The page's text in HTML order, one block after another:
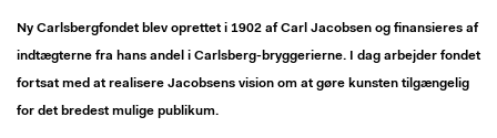
Ny Carlsbergfondet blev oprettet i 1902 af Carl Jacobsen og finansieres af
indtægterne fra hans andel i Carlsberg-bryggerierne. I dag arbejder fondet
fortsat med at realisere Jacobsens vision om at gøre kunsten tilgængelig
for det bredest mulige publikum.